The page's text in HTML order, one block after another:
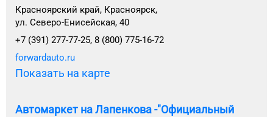
Красноярский край, Красноярск,
ул. Северо-Енисейская, 40
+7 (391) 277-77-25, 8 (800) 775-16-72
forwardauto.ru
Показать на карте
Автомаркет на Лапенкова -"Официальный